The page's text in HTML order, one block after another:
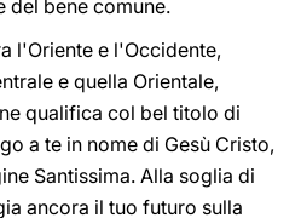
del bene comune.
l'Oriente e l'Occidente,
e quella Orientale,
qualifica col bel titolo di
a te in nome di Gesù Cristo,
Santissima. Alla soglia di
ancora il tuo futuro sulla